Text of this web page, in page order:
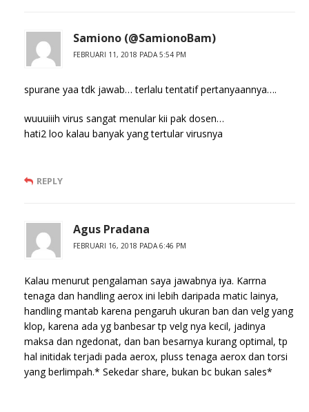
Samiono (@SamionoBam)
FEBRUARI 11, 2018 PADA 5:54 PM
spurane yaa tdk jawab… terlalu tentatif pertanyaannya….
wuuuiiih virus sangat menular kii pak dosen…
hati2 loo kalau banyak yang tertular virusnya
REPLY
Agus Pradana
FEBRUARI 16, 2018 PADA 6:46 PM
Kalau menurut pengalaman saya jawabnya iya. Karrna
tenaga dan handling aerox ini lebih daripada matic lainya,
handling mantab karena pengaruh ukuran ban dan velg yang
klop, karena ada yg banbesar tp velg nya kecil, jadinya
maksa dan ngedonat, dan ban besarnya kurang optimal, tp
hal initidak terjadi pada aerox, pluss tenaga aerox dan torsi
yang berlimpah.* Sekedar share, bukan bc bukan sales*